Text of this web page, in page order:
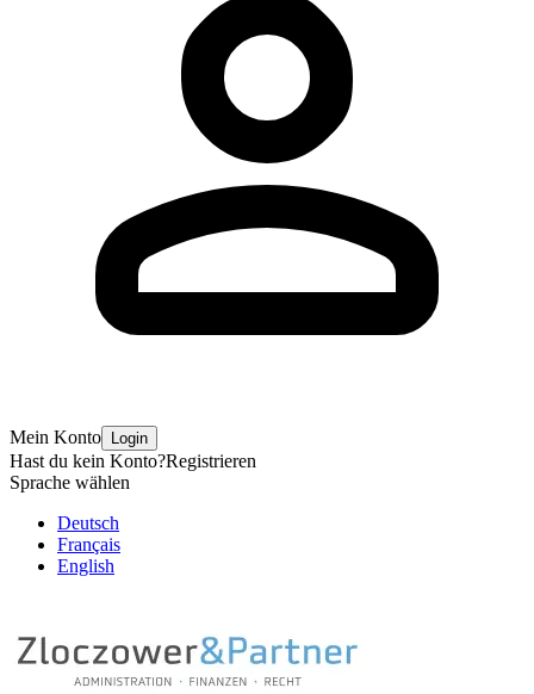
Mein Konto Login
Hast du kein Konto?Registrieren
Sprache wählen
Deutsch
Français
English